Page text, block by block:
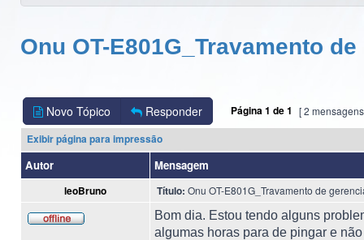
Onu OT-E801G_Travamento
Novo Tópico Responder Página1 de1 [ 2
Exibir página para impressão
Autor Mensagem
leoBruno Título: Onu OT-E801G_Travamento de
Bom dia. Estou tendo alguns
algumas horas para de pingar e